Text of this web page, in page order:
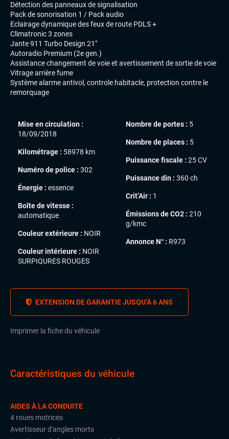
Détection des panneaux de signalisation
Pack de sonorisation 1 / Pack audio
Eclairage dynamique des feux de route PDLS +
Climatronic 3 zones
Jante 911 Turbo Design 21"
Autoradio Premium (2e gen.)
Assistance changement de voie et avertissement de sortie de voie
Vitrage arrière fume
Système alarme antivol, controle habitacle, protection contre le
remorquage
Mise en circulation :
18/09/2018
Kilométrage : 58978 km
Numéro de police : 302
Énergie : essence
Boîte de vitesse :
automatique
Couleur extérieure : NOIR
Couleur intérieure : NOIR
SURPIQURES ROUGES
Nombre de portes : 5
Nombre de places : 5
Puissance fiscale : 25 CV
Puissance din : 360 ch
Crit’Air : 1
Émissions de CO2 : 210
g/kmc
Annonce N° : R973
EXTENSION DE GARANTIE JUSQU’À 6 ANS
Imprimer la fiche du véhicule
Caractéristiques du véhicule
AIDES À LA CONDUITE
4 roues motrices
Avertisseur d'angles morts